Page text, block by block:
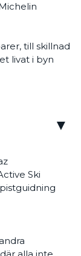
till skillnad
livat i byn
Ski